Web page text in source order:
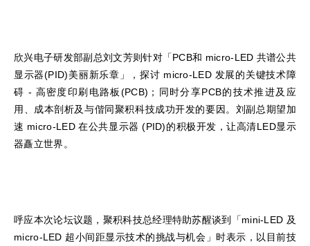
欣兴电子研发部副总刘文芳则针对「PCB和 micro-LED 共谱公共
显示器(PID)美丽新乐章」，探讨 micro-LED 发展的关键技术障
碍 - 高密度印刷电路板(PCB)；同时分享PCB的技术推进及应
用、成本剖析及与偕同聚积科技成功开发的要因。刘副总期望加
速 micro-LED 在公共显示器 (PID)的积极开发，让高清LED显示
器矗立世界。
呼应本次论坛议题，聚积科技总经理特助苏醒谈到「mini-LED 及
micro-LED 超小间距显示技术的挑战与机会」时表示，以目前技